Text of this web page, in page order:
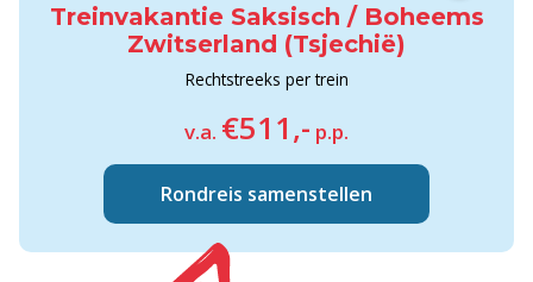
Treinvakantie Saksisch / Boheems
Zwitserland (Tsjechië)
Rechtstreeks per trein
v.a. €511,- p.p.
Rondreis samenstellen